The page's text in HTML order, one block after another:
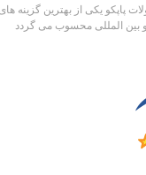
پاپکو یکی از بهترین گزینه
بین المللی محسوب می گردد